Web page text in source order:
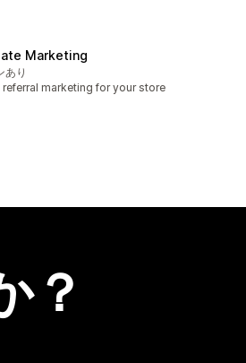
Marketing
あり
marketing for your store
？